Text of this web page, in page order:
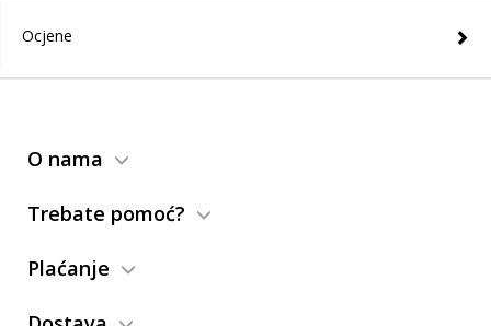
Ocjene
O nama
Trebate pomoć?
Plaćanje